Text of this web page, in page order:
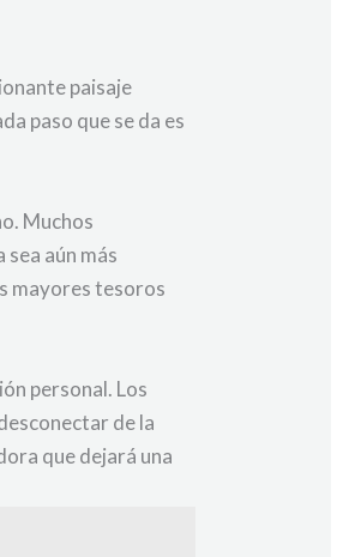
paisaje
paso que se da es
Muchos
aún más
mayores tesoros
personal. Los
de la
que dejará una